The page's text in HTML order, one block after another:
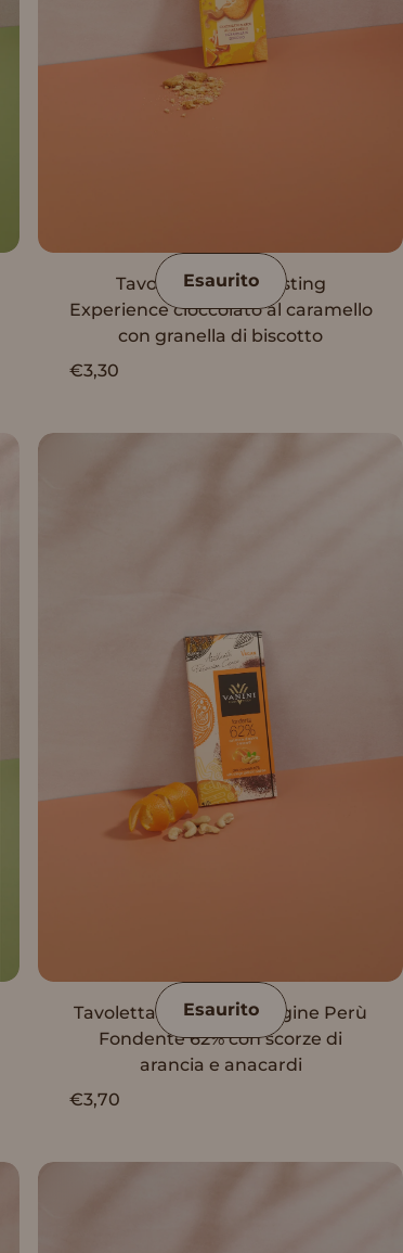
Esaurito
Tavoletta Vanini Tasting
Experience cioccolato al caramello
con granella di biscotto
€3,30
Esaurito
Tavoletta Vanini Monorigine Perù
Fondente 62% con scorze di
arancia e anacardi
€3,70